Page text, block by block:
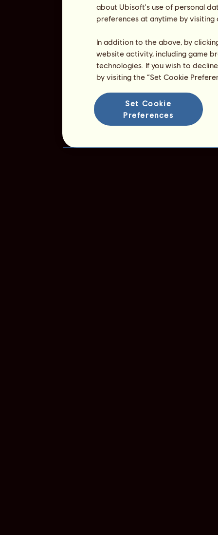
about Ubisoft's use of personal
preferences at anytime by
In addition to the above, by
website activity, including game
technologies. If you wish to
by visiting the “Set Cookie
Set Cookie
Preferences